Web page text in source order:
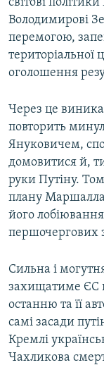
Володимирові
перемогою,
територіальної
оголошення
Через це
повторить
Януковичем,
домовитися й,
руки Путіну.
плану Маршалла
його
першочергових
Сильна і
захищатиме ЄС
останню та її
самі засади
Кремлі
Чахликова